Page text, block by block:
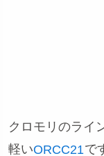
クロモリのライ
軽いORCC21で